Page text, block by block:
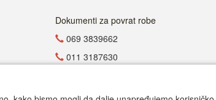
Dokumenti za povrat robe
069 3839662
011 3187630
office@dvdzona.co.rs